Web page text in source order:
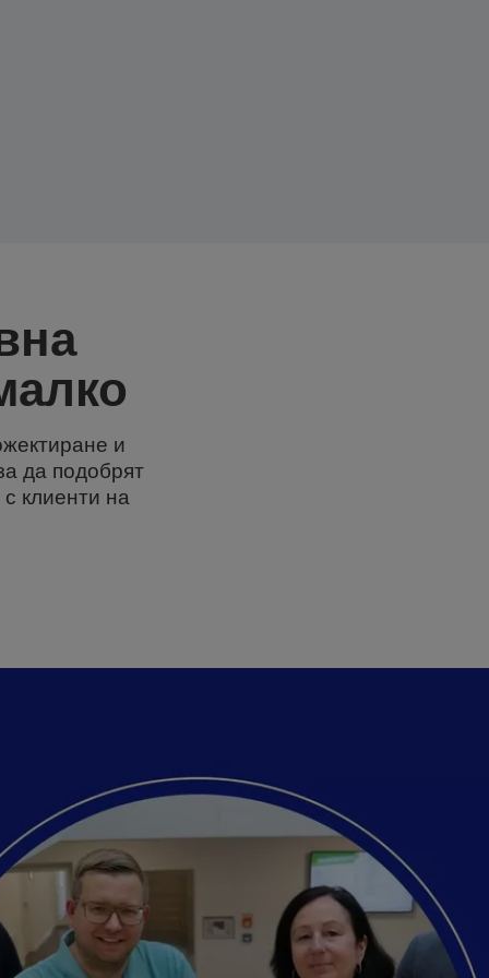
и
да подобрят
клиенти на